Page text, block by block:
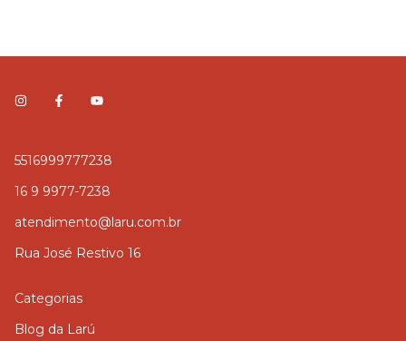
5516999777238
16 9 9977-7238
atendimento@laru.com.br
Rua José Restivo 16
Categorias
Blog da Larú